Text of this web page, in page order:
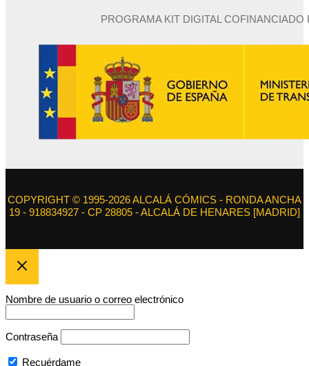
PROGRAMA KIT DIGITAL
COPYRIGHT © 1995-2026 ALCALÁ CÓMICS - RONDA ANCHA
19 - 918834927 - CP 28805 - ALCALÁ DE HENARES [MADRID]
Nombre de usuario o correo electrónico
Contraseña
Recuérdame